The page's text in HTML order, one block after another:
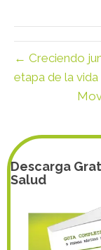
← Creciendo
etapa de la
Descarga
Salud